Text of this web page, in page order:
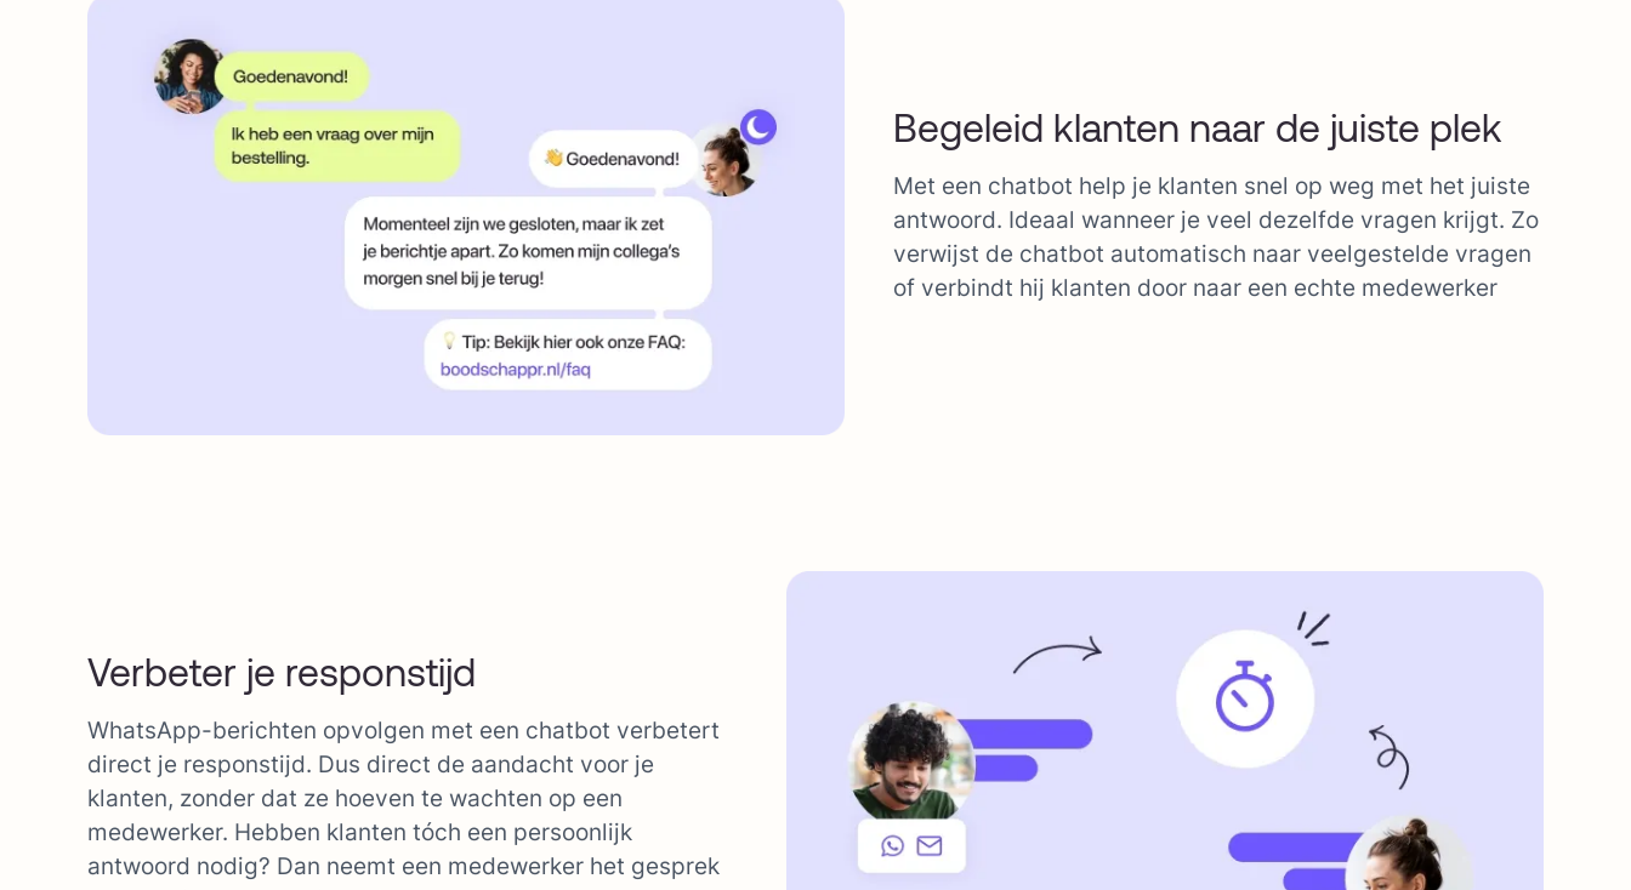
Begeleid klanten naar de juiste plek
Met een chatbot help je klanten snel op weg met het juiste
antwoord. Ideaal wanneer je veel dezelfde vragen krijgt. Zo
verwijst de chatbot automatisch naar veelgestelde vragen
of verbindt hij klanten door naar een echte medewerker
Verbeter je responstijd
WhatsApp-berichten opvolgen met een chatbot verbetert
direct je responstijd. Dus direct de aandacht voor je
klanten, zonder dat ze hoeven te wachten op een
medewerker. Hebben klanten tóch een persoonlijk
antwoord nodig? Dan neemt een medewerker het gesprek